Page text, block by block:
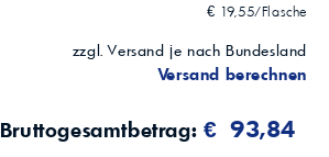
€ 19,55/Flasche
zzgl. Versand je nach Bundesland
Versand berechnen
Bruttogesamtbetrag: € 93,84